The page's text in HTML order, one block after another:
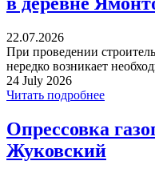
22.07.2026
При проведении
нередко возникает
24 July 2026
Читать подробнее
Опрессовка
Жуковский